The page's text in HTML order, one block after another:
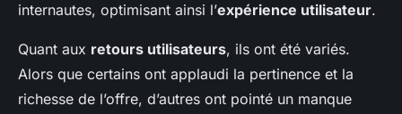
internautes, optimisant ainsi l’expérience utilisateur.
Quant aux retours utilisateurs, ils ont été variés.
Alors que certains ont applaudi la pertinence et la
richesse de l’offre, d’autres ont pointé un manque